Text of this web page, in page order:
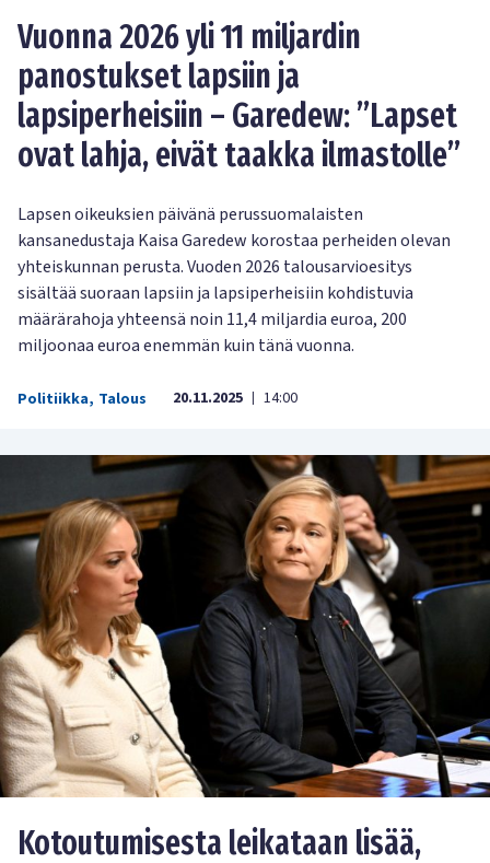
Vuonna 2026 yli 11 miljardin
panostukset lapsiin ja
lapsiperheisiin – Garedew: ”Lapset
ovat lahja, eivät taakka ilmastolle”
Lapsen oikeuksien päivänä perussuomalaisten
kansanedustaja Kaisa Garedew korostaa perheiden olevan
yhteiskunnan perusta. Vuoden 2026 talousarvioesitys
sisältää suoraan lapsiin ja lapsiperheisiin kohdistuvia
määrärahoja yhteensä noin 11,4 miljardia euroa, 200
miljoonaa euroa enemmän kuin tänä vuonna.
Politiikka, Talous 20.11.2025 | 14:00
Kotoutumisesta leikataan lisää,